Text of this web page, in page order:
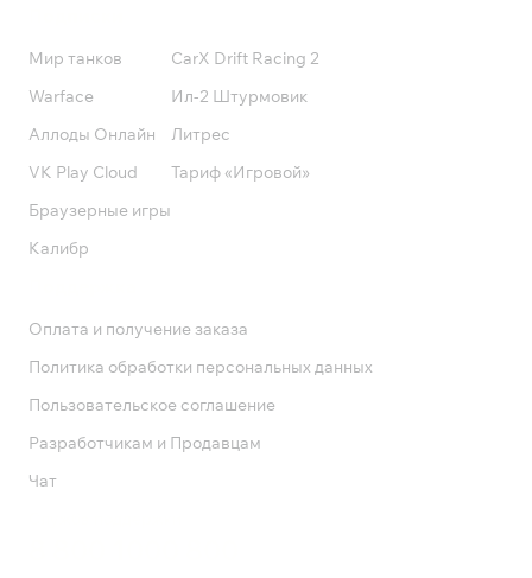
Мир танков
Warface
Аллоды Онлайн
VK Play Cloud
Браузерные игры
Калибр
CarX Drift Racing 2
Ил-2 Штурмовик
Литрес
Тариф «Игровой»
Оплата и получение заказа
Политика обработки персональных данных
Пользовательское соглашение
Разработчикам и Продавцам
Чат